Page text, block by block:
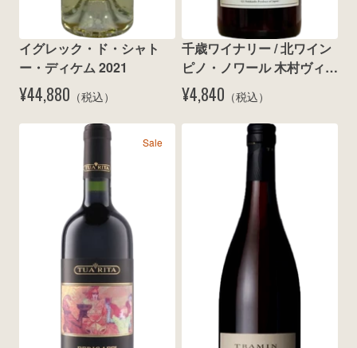
イグレック・ド・シャト
ー・ディケム 2021
¥44,880 （税込）
千歳ワイナリー / 北ワイン
ピノ・ノワール 木村ヴィン
ヤード 2024
¥4,840 （税込）
Sale